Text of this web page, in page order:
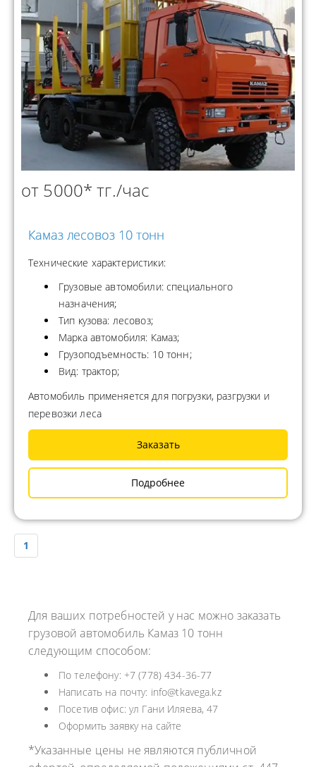
от 5000* тг./час
Камаз лесовоз 10 тонн
Технические характеристики:
Грузовые автомобили: специального
назначения;
Тип кузова: лесовоз;
Марка автомобиля: Камаз;
Грузоподъемность: 10 тонн;
Вид: трактор;
Автомобиль применяется для погрузки, разгрузки и
перевозки леса
Заказать
Подробнее
1
Для ваших потребностей у нас можно заказать
грузовой автомобиль Камаз 10 тонн
следующим способом:
По телефону: +7 (778) 434-36-77
Написать на почту: info@tkavega.kz
Посетив офис: ул Гани Иляева, 47
Оформить заявку на сайте
*Указанные цены не являются публичной